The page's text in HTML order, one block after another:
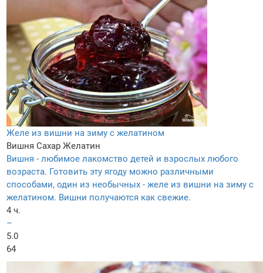
Желе из вишни на зиму с желатином
Вишня Сахар Желатин
Вишня - любимое лакомство детей и взрослых любого
возраста. Готовить эту ягоду можно различными
способами, один из необычных - желе из вишни на зиму с
желатином. Вишни получаются как свежие.
4 ч.
–
5.0
64